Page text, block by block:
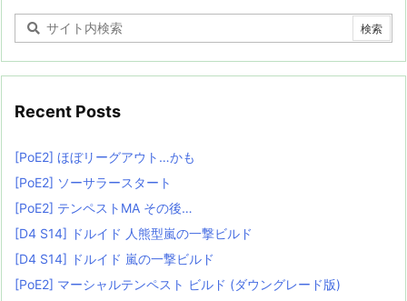
Recent Posts
[PoE2] ほぼリーグアウト…かも
[PoE2] ソーサラースタート
[PoE2] テンペストMA その後…
[D4 S14] ドルイド 人熊型嵐の一撃ビルド
[D4 S14] ドルイド 嵐の一撃ビルド
[PoE2] マーシャルテンペスト ビルド (ダウングレード版)